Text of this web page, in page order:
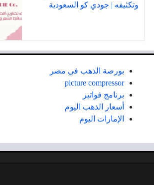
وتكثيفه | جودي كو السعودية
بورصة الذهب في مصر
picture compressor
برنامج فواتير
أسعار الذهب اليوم
الإمارات اليوم